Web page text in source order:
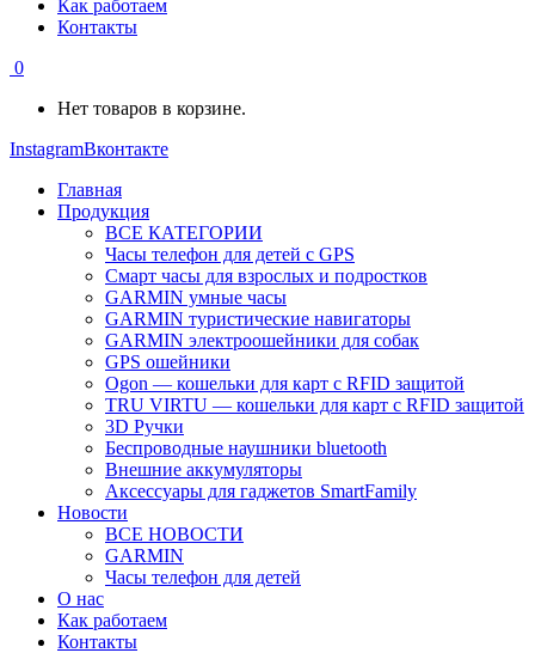
Как работаем
Контакты
0
Нет товаров в корзине.
InstagramВконтакте
Главная
Продукция
ВСЕ КАТЕГОРИИ
Часы телефон для детей с GPS
Смарт часы для взрослых и подростков
GARMIN умные часы
GARMIN туристические навигаторы
GARMIN электроошейники для собак
GPS ошейники
Ogon — кошельки для карт с RFID защитой
TRU VIRTU — кошельки для карт с RFID защитой
3D Ручки
Беспроводные наушники bluetooth
Внешние аккумуляторы
Аксессуары для гаджетов SmartFamily
Новости
ВСЕ НОВОСТИ
GARMIN
Часы телефон для детей
О нас
Как работаем
Контакты